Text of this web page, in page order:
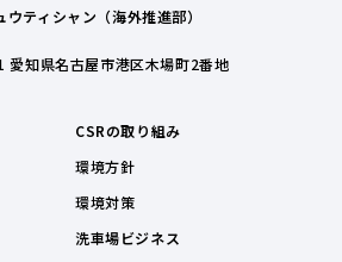
ウティシャン（海外推進部）
愛知県名古屋市港区木場町2番地
CSRの取り組み
環境方針
環境対策
洗車場ビジネス